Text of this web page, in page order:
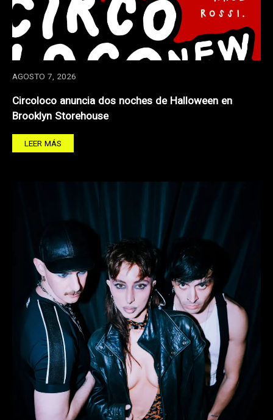
AGOSTO 7, 2026
Circoloco anuncia dos noches de Halloween en
Brooklyn Storehouse
LEER MÁS